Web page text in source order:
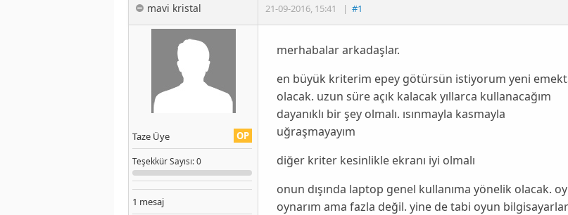
mavi kristal 21-09-2016, 15:41 | #1
OP
Taze Üye
TeşekkürSayısı: 0
1 mesaj
merhabalar arkadaşlar.
en büyük kriterim epey götürsün istiyorum yeni
olacak. uzun süre açık kalacak yıllarca kullanacağım
dayanıklı bir şey olmalı. ısınmayla kasmayla
uğraşmayayım
diğer kriter kesinlikle ekranı iyi olmalı
onun dışında laptop genel kullanıma yönelik olacak.
oynarım ama fazla değil. yine de tabi oyun